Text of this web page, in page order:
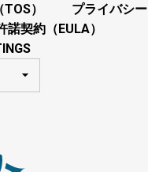
）
プライバシー
契約（EULA）